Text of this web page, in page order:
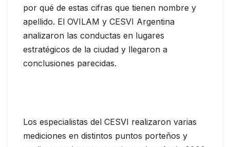
por qué de estas cifras que tienen nombre y
apellido. El OVILAM y CESVI Argentina
analizaron las conductas en lugares
estratégicos de la ciudad y llegaron a
conclusiones parecidas.
Los especialistas del CESVI realizaron varias
mediciones en distintos puntos porteños y